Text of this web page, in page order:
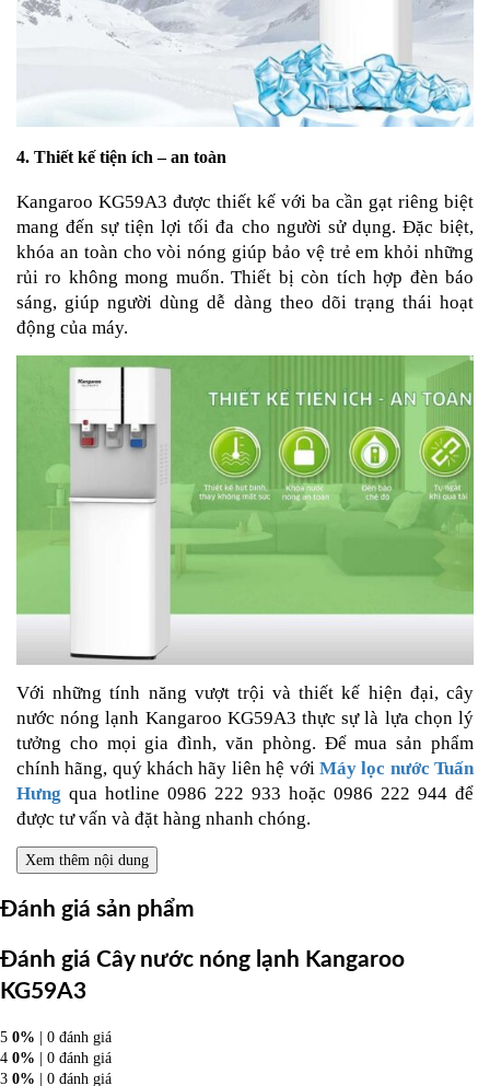
4. Thiết kế tiện ích – an toàn
Kangaroo KG59A3 được thiết kế với ba cần gạt riêng biệt
mang đến sự tiện lợi tối đa cho người sử dụng. Đặc biệt,
khóa an toàn cho vòi nóng giúp bảo vệ trẻ em khỏi những
rủi ro không mong muốn. Thiết bị còn tích hợp đèn báo
sáng, giúp người dùng dễ dàng theo dõi trạng thái hoạt
động của máy.
Với những tính năng vượt trội và thiết kế hiện đại, cây
nước nóng lạnh Kangaroo KG59A3 thực sự là lựa chọn lý
tưởng cho mọi gia đình, văn phòng. Để mua sản phẩm
chính hãng, quý khách hãy liên hệ với Máy lọc nước Tuấn
Hưng qua hotline 0986 222 933 hoặc 0986 222 944 để
được tư vấn và đặt hàng nhanh chóng.
Xem thêm nội dung
Đánh giá sản phẩm
Đánh giá Cây nước nóng lạnh Kangaroo
KG59A3
5 0% | 0 đánh giá
4 0% | 0 đánh giá
3 0% | 0 đánh giá